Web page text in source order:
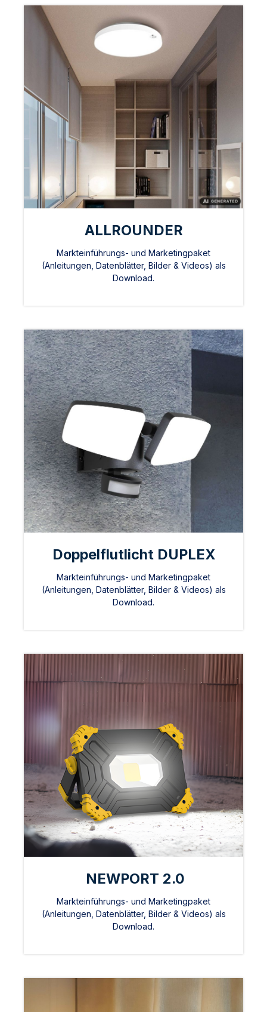
ALLROUNDER
Markteinführungs- und Marketingpaket
(Anleitungen, Datenblätter, Bilder & Videos) als
Download.
Doppelflutlicht DUPLEX
Markteinführungs- und Marketingpaket
(Anleitungen, Datenblätter, Bilder & Videos) als
Download.
NEWPORT 2.0
Markteinführungs- und Marketingpaket
(Anleitungen, Datenblätter, Bilder & Videos) als
Download.